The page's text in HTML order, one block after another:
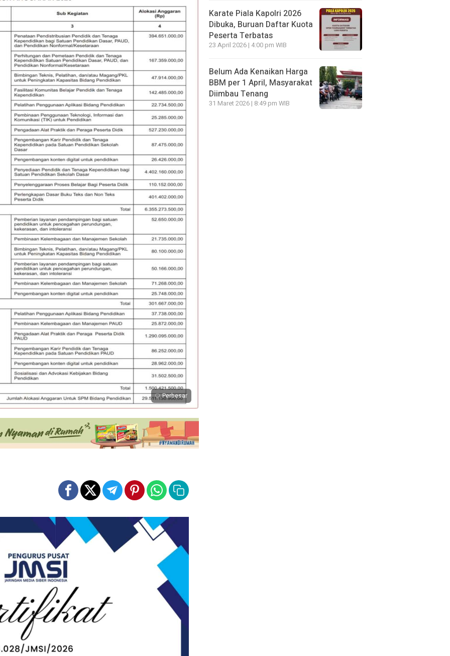
Perbesar
Karate Piala Kapolri 2026
Dibuka, Buruan Daftar Kuota
Peserta Terbatas
23 April 2026 | 4:00 pm WIB
Belum Ada Kenaikan Harga
BBM per 1 April, Masyarakat
Diimbau Tenang
31 Maret 2026 | 8:49 pm WIB